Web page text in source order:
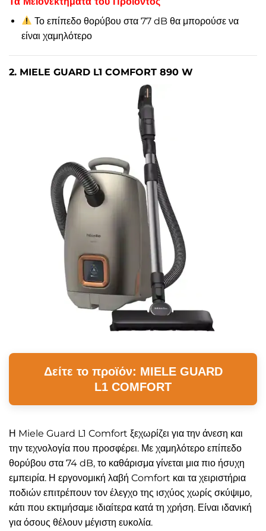
Το επίπεδο θορύβου στα 77 dB θα μπορούσε να
είναι χαμηλότερο
2. MIELE GUARD L1 COMFORT 890 W
Δείτε το προϊόν: MIELE GUARD
L1 COMFORT
Η Miele Guard L1 Comfort ξεχωρίζει για την άνεση και
την τεχνολογία που προσφέρει. Με χαμηλότερο επίπεδο
θορύβου στα 74 dB, το καθάρισμα γίνεται μια πιο ήσυχη
εμπειρία. Η εργονομική λαβή Comfort και τα χειριστήρια
ποδιών επιτρέπουν τον έλεγχο της ισχύος χωρίς σκύψιμο,
κάτι που εκτιμήσαμε ιδιαίτερα κατά τη χρήση. Είναι ιδανική
για όσους θέλουν μέγιστη ευκολία.